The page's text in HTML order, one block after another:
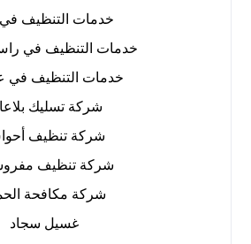
خدمات التنظيف
خدمات التنظيف في
خدمات التنظيف في
شركة تسليك
شركة تنظيف
شركة تنظيف
شركة مكافحة
غسيل سجاد